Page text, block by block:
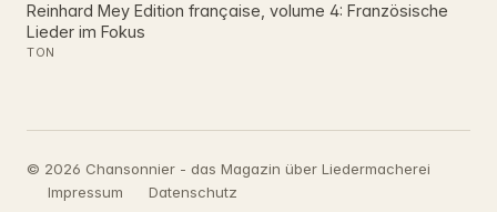
Reinhard Mey Edition française, volume 4: Französische
Lieder im Fokus
TON
© 2026 Chansonnier - das Magazin über Liedermacherei
Impressum
Datenschutz